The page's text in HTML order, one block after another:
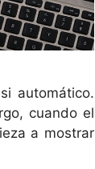
automático.
cuando el
a mostrar